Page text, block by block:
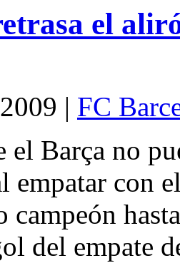
el
| FC
el Barça no
empatar con
campeón
del empate